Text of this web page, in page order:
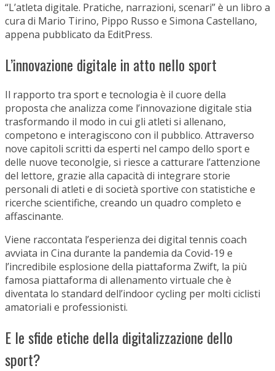
“L’atleta digitale. Pratiche, narrazioni, scenari” è un libro a
cura di Mario Tirino, Pippo Russo e Simona Castellano,
appena pubblicato da EditPress.
L’innovazione digitale in atto nello sport
Il rapporto tra sport e tecnologia è il cuore della
proposta che analizza come l’innovazione digitale stia
trasformando il modo in cui gli atleti si allenano,
competono e interagiscono con il pubblico. Attraverso
nove capitoli scritti da esperti nel campo dello sport e
delle nuove teconolgie, si riesce a catturare l’attenzione
del lettore, grazie alla capacità di integrare storie
personali di atleti e di società sportive con statistiche e
ricerche scientifiche, creando un quadro completo e
affascinante.
Viene raccontata l’esperienza dei digital tennis coach
avviata in Cina durante la pandemia da Covid-19 e
l’incredibile esplosione della piattaforma Zwift, la più
famosa piattaforma di allenamento virtuale che è
diventata lo standard dell’indoor cycling per molti ciclisti
amatoriali e professionisti.
E le sfide etiche della digitalizzazione dello
sport?